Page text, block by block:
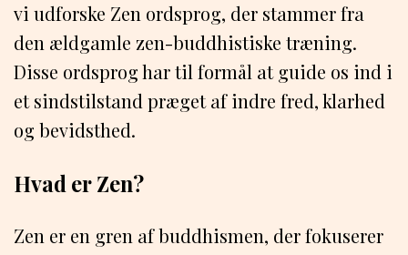
vi udforske Zen ordsprog, der stammer fra
den ældgamle zen-buddhistiske træning.
Disse ordsprog har til formål at guide os ind i
et sindstilstand præget af indre fred, klarhed
og bevidsthed.
Hvad er Zen?
Zen er en gren af buddhismen, der fokuserer